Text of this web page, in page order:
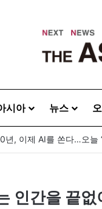
시아 뉴스
년, 이제 AI를 쏜다…오늘
인간을 끝